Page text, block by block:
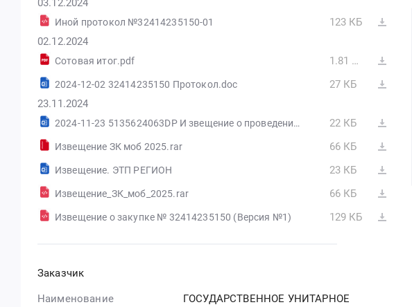
03.12.2024
Иной протокол №32414235150-01
123 КБ
02.12.2024
Сотовая итог.pdf 1.81 МБ
2024-12-02 32414235150 Протокол.doc
27 КБ
23.11.2024
2024-11-23 5135624063DP И звещение о проведении.doc 22 КБ
Извещение ЗК моб 2025.rar 66 КБ
Извещение. ЭТП РЕГИОН 23 КБ
Извещение_ЗК_моб_2025.rar 66 КБ
Извещение о закупке № 32414235150 (Версия №1) 129 КБ
Заказчик
Наименование
ГОСУДАРСТВЕННОЕ УНИТАРНОЕ